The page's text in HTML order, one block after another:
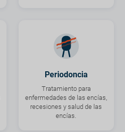
Periodoncia
Tratamiento para
enfermedades de las encías,
recesiones y salud de las
encías.